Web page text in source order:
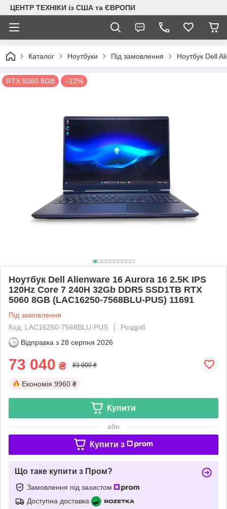
ЦЕНТР ТЕХНІКИ із США та ЄВРОПИ
Каталог Ноутбуки Під замовлення Ноутбук Dell
RTX 5060 8GB –12%
Ноутбук Dell Alienware 16 Aurora 16 2.5K IPS
120Hz Core 7 240H 32Gb DDR5 SSD1TB RTX
5060 8GB (LAC16250-7568BLU-PUS) 11691
Під замовлення
Код: LAC16250-7568BLU-PUS
Роздріб
Відправка з 28 серпня 2026
73 040 ₴ 83 000 ₴
Економія 9960 ₴
Купити
або
Купити з
Що таке купити з Пром?
Замовлення під захистом
Доступна доставка